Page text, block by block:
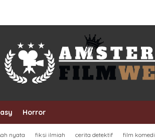
Horror
nyata fiksi ilmiah cerita detektif film komedi